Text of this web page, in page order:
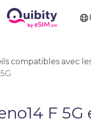
compatibles avec
F 5G